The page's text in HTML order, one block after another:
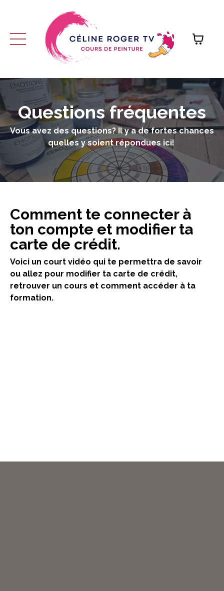
Questions fréquentes
Vous avez des questions? Il y a de fortes chances
quelles y soient répondues ici!
Comment te connecter à
ton compte et modifier ta
carte de crédit.
Voici un court vidéo qui te permettra de savoir
ou allez pour modifier ta carte de crédit,
retrouver un cours et comment accéder à ta
formation.